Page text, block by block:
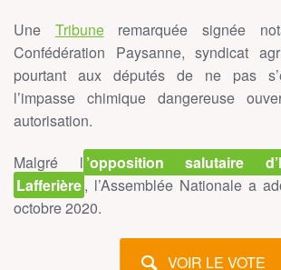
Une Tribuneremarquée signée
Confédération Paysanne, syndicat
pourtant aux députés de ne pas
l’impasse chimique dangereuse
autorisation.
Malgré l ’opposition salutaire
Lafferière, l’Assemblée Nationale a
octobre 2020.
VOIR LE VOTE